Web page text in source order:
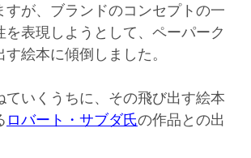
すが、ブランドのコンセプトの一
を表現しようとして、ペーパーク
絵本に傾倒しました。
ていくうちに、その飛び出す絵本
ロバート・サブダ氏の作品との出